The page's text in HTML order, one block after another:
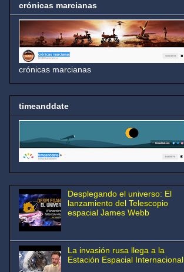
crónicas marcianas
crónicas marcianas
timeanddate
Desplegando el universo: El
lanzamiento del Telescopio
espacial James Webb
La invasión rusa llega a la
Estación Espacial Internacional